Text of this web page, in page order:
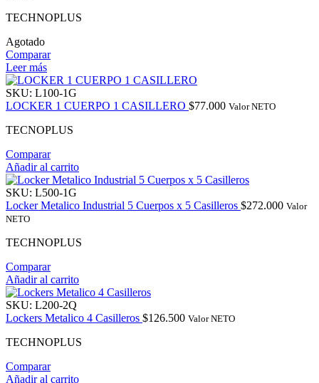
TECHNOPLUS
Agotado
Comparar
Leer más
SKU: L100-1G
LOCKER 1 CUERPO 1 CASILLERO $77.000 Valor NETO
TECNOPLUS
Comparar
Añadir al carrito
SKU: L500-1G
Locker Metalico Industrial 5 Cuerpos x 5 Casilleros $272.000 Valor
NETO
TECHNOPLUS
Comparar
Añadir al carrito
SKU: L200-2Q
Lockers Metalico 4 Casilleros $126.500 Valor NETO
TECHNOPLUS
Comparar
Añadir al carrito